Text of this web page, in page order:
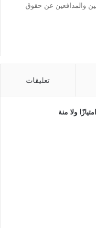
والمدافعين عن حقوق
تعليقات
ولا منة